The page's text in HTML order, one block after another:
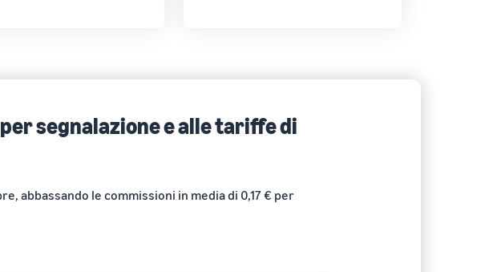
segnalazione e alle tariffe di
abbassando le commissioni in media di 0,17 € per